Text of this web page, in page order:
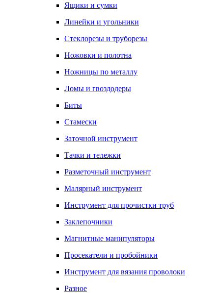
Ящики и сумки
Линейки и угольники
Стеклорезы и труборезы
Ножовки и полотна
Ножницы по металлу
Ломы и гвоздодеры
Биты
Стамески
Заточной инструмент
Тачки и тележки
Разметочный инструмент
Малярный инструмент
Инструмент для прочистки труб
Заклепочники
Магнитные манипуляторы
Просекатели и пробойники
Инструмент для вязания проволоки
Разное